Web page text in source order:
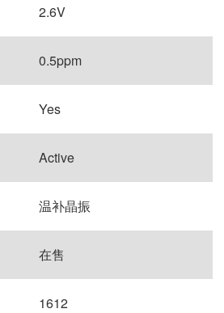
2.6V
0.5ppm
Yes
Active
温补晶振
在售
1612